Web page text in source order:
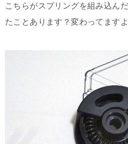
こちらがスプリングを組み込ん
たことあります？変わってますよ